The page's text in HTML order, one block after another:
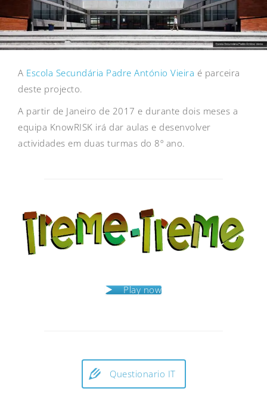
A Escola Secundária Padre António Vieira é parceira
deste projecto.
A partir de Janeiro de 2017 e durante dois meses a
equipa KnowRISK irá dar aulas e desenvolver
actividades em duas turmas do 8º ano.
Play now
Questionario IT